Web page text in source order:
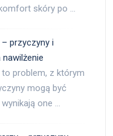
skóry po …
przyczyny i
problem, z którym
mogą być
one …